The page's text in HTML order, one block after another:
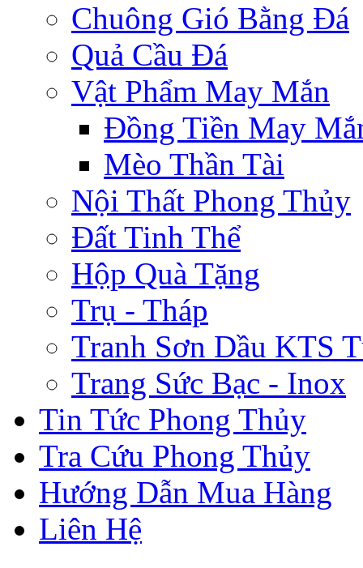
Chuông Gió Bằng Đá
Quả Cầu Đá
Vật Phẩm May Mắn
Đồng Tiền May
Mèo Thần Tài
Nội Thất Phong Thủy
Đất Tinh Thể
Hộp Quà Tặng
Trụ - Tháp
Tranh Sơn Dầu KTS
Trang Sức Bạc - Inox
Tin Tức Phong Thủy
Tra Cứu Phong Thủy
Hướng Dẫn Mua Hàng
Liên Hệ